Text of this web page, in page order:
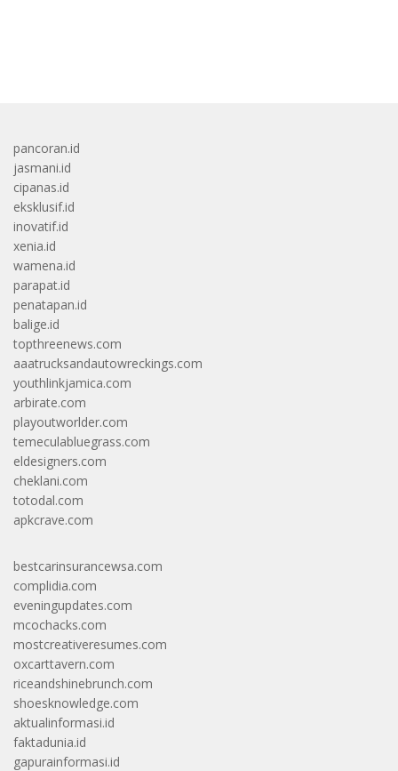
pancoran.id
jasmani.id
cipanas.id
eksklusif.id
inovatif.id
xenia.id
wamena.id
parapat.id
penatapan.id
balige.id
topthreenews.com
aaatrucksandautowreckings.com
youthlinkjamica.com
arbirate.com
playoutworlder.com
temeculabluegrass.com
eldesigners.com
cheklani.com
totodal.com
apkcrave.com
bestcarinsurancewsa.com
complidia.com
eveningupdates.com
mcochacks.com
mostcreativeresumes.com
oxcarttavern.com
riceandshinebrunch.com
shoesknowledge.com
aktualinformasi.id
faktadunia.id
gapurainformasi.id